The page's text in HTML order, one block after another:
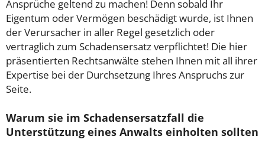
Ansprüche geltend zu machen! Denn sobald Ihr
Eigentum oder Vermögen beschädigt wurde, ist Ihnen
der Verursacher in aller Regel gesetzlich oder
vertraglich zum Schadensersatz verpflichtet! Die hier
präsentierten Rechtsanwälte stehen Ihnen mit all ihrer
Expertise bei der Durchsetzung Ihres Anspruchs zur
Seite.
Warum sie im Schadensersatzfall die
Unterstützung eines Anwalts einholten sollten